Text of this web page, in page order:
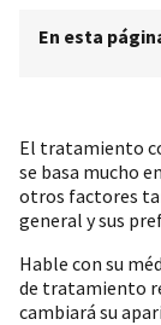
En esta
El tratamiento
se basa mucho
otros factores
general y sus
Hable con su
de tratamiento
cambiará su